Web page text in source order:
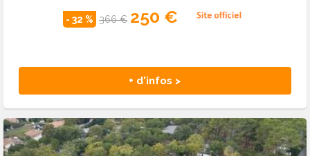
- 32 % 366 € 250 €
+ d'infos >